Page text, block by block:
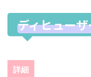
ディヒュー
詳細